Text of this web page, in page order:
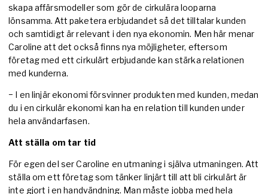
skapa affärsmodeller som gör de cirkulära looparna
lönsamma. Att paketera erbjudandet så det tilltalar kunden
och samtidigt är relevant i den nya ekonomin. Men här menar
Caroline att det också finns nya möjligheter, eftersom
företag med ett cirkulärt erbjudande kan stärka relationen
med kunderna.
− I en linjär ekonomi försvinner produkten med kunden, medan
du i en cirkulär ekonomi kan ha en relation till kunden under
hela användarfasen.
Att ställa om tar tid
För egen del ser Caroline en utmaning i själva utmaningen. Att
ställa om ett företag som tänker linjärt till att bli cirkulärt är
inte gjort i en handvändning. Man måste jobba med hela